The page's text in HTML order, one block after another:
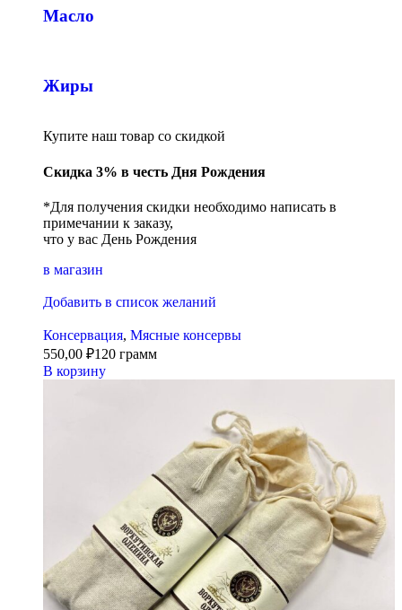
Масло
Жиры
Купите наш товар со скидкой
Скидка 3% в честь Дня Рождения
*Для получения скидки необходимо написать в
примечании к заказу,
что у вас День Рождения
в магазин
Добавить в список желаний
Консервация, Мясные консервы
550,00 ₽120 грамм
В корзину